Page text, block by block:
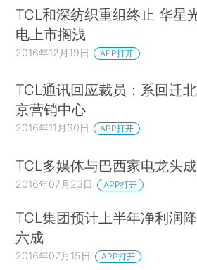
TCL和深纺织重组终止 华星
电上市搁浅
2016年12月19日 APP打开
TCL通讯回应裁员：系回迁北
京营销中心
2016年11月30日 APP打开
TCL多媒体与巴西家电龙头
2016年07月23日 APP打开
TCL集团预计上半年净利润降
六成
2016年07月15日 APP打开